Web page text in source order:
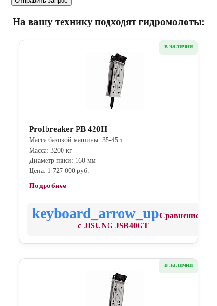
На вашу технику подходят гидромолоты:
в наличии
Profbreaker PB 420H
Масса базовой машины: 35-45 т
Масса: 3200 кг
Диаметр пики: 160 мм
Цена: 1 727 000 руб.
Подробнее
Сравнение
с JISUNG JSB40GT
в наличии